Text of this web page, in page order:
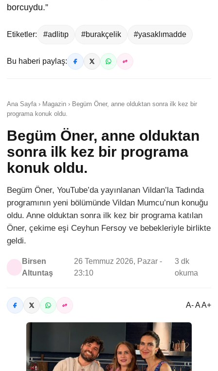
borcuydu.”
Etiketler: #adlitıp #burakçelik #yasaklımadde
Bu haberi paylaş:
Ana Sayfa › Magazin › Begüm Öner, anne olduktan sonra ilk kez bir
programa konuk oldu.
Begüm Öner, anne olduktan
sonra ilk kez bir programa
konuk oldu.
Begüm Öner, YouTube’da yayınlanan Vildan’la Tadında
programının yeni bölümünde Vildan Mumcu’nun konuğu
oldu. Anne olduktan sonra ilk kez bir programa katılan
Öner, çekime eşi Ceyhun Fersoy ve bebekleriyle birlikte
geldi.
Birsen
Altuntaş
26 Temmuz 2026, Pazar -
23:10
3 dk
okuma
A- A A+